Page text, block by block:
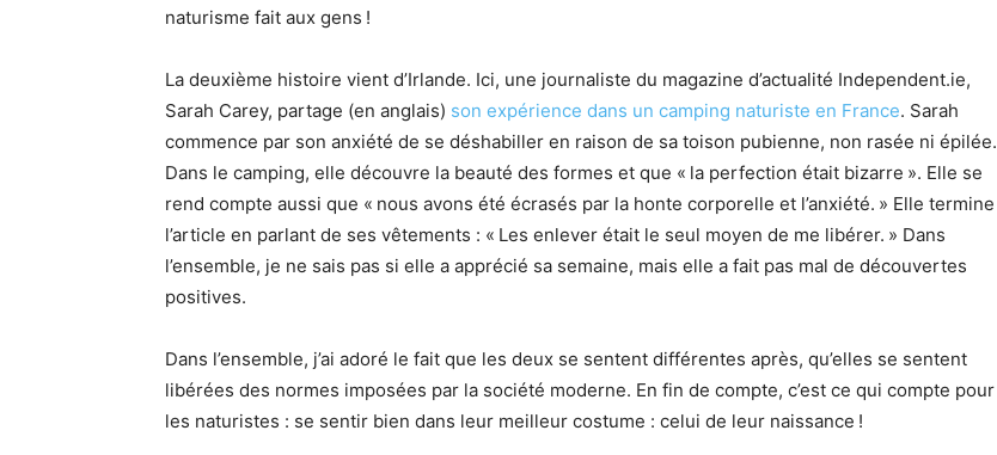
naturisme fait aux gens !
La deuxième histoire vient d’Irlande. Ici, une journaliste du magazine d’actualité Independent.ie,
Sarah Carey, partage (en anglais) son expérience dans un camping naturiste en France. Sarah
commence par son anxiété de se déshabiller en raison de sa toison pubienne, non rasée ni épilée.
Dans le camping, elle découvre la beauté des formes et que « la perfection était bizarre ». Elle se
rend compte aussi que « nous avons été écrasés par la honte corporelle et l’anxiété. » Elle termine
l’article en parlant de ses vêtements : « Les enlever était le seul moyen de me libérer. » Dans
l’ensemble, je ne sais pas si elle a apprécié sa semaine, mais elle a fait pas mal de découvertes
positives.
Dans l’ensemble, j’ai adoré le fait que les deux se sentent différentes après, qu’elles se sentent
libérées des normes imposées par la société moderne. En fin de compte, c’est ce qui compte pour
les naturistes : se sentir bien dans leur meilleur costume : celui de leur naissance !